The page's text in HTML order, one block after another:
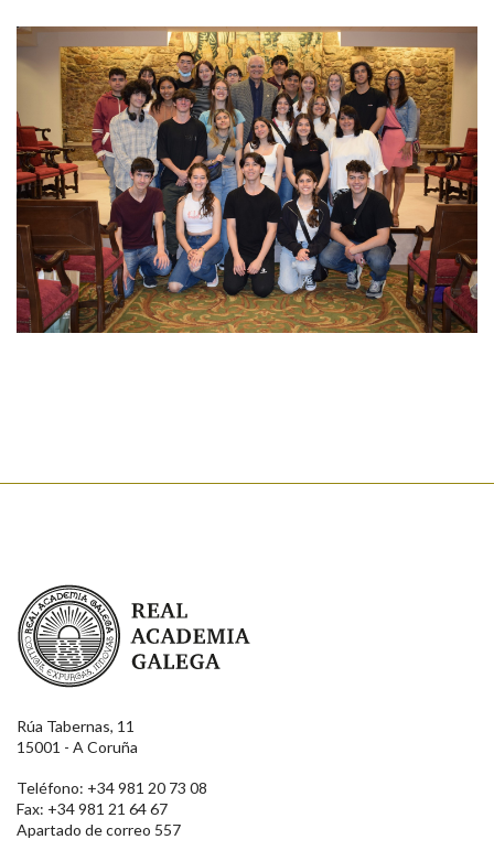
Real Academia Galega
Rúa Tabernas, 11
15001 - A Coruña
Teléfono: +34 981 20 73 08
Fax: +34 981 21 64 67
Apartado de correo 557